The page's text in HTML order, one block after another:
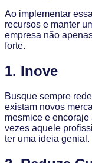
Ao implementar
recursos e manter
empresa não
forte.
1. Inove
Busque sempre
existam novos
mesmice e
vezes aquele
ter uma ideia